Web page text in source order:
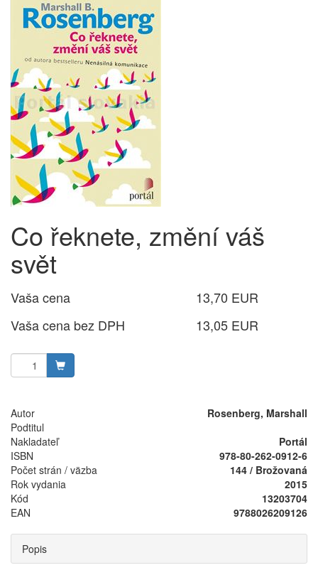
Co řeknete, změní váš
svět
Vaša cena
13,70 EUR
Vaša cena bez DPH
13,05 EUR
Autor
Rosenberg, Marshall
Podtitul
Nakladateľ
Portál
ISBN
978-80-262-0912-6
Počet strán / väzba
144 / Brožovaná
Rok vydania
2015
Kód
13203704
EAN
9788026209126
Popis